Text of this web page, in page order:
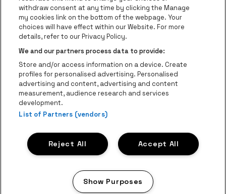
Contact
Instagram
Facebook
Threads
TiktokYoutube
Be•at Tickets is een deel van be•at
be•at Tickets
Schijnpoortweg 119, 2170 Antwerpen
Be-At Venues
Schijnpoortweg 119, 2170 Antwerpen
BTW (BE) 0461.051.688 - RPR Antwerpen
BNP Paribas Fortis - IBAN: BE93 2200 4925 0067 - BIC:
GEBABEBB
ProclaimerCookiesManage my cookiesPrivacy
withdraw consent at any time by clicking the Manage
my cookies link on the bottom of the webpage. Your
choices will have effect within our Website. For more
details, refer to our Privacy Policy.
We and our partners process data to provide:
Store and/or access information on a device. Create
profiles for personalised advertising. Personalised
advertising and content, advertising and content
measurement, audience research and services
development.
List of Partners (vendors)
Accept All
Reject All
Show Purposes